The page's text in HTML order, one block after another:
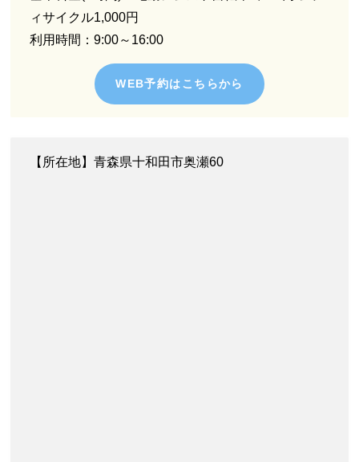
ィサイクル1,000円
利用時間：9:00～16:00
WEB予約はこちらから
【所在地】青森県十和田市奥瀬60